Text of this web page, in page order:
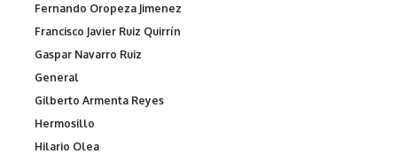
Fernando Oropeza Jimenez
Francisco Javier Ruiz Quirrín
Gaspar Navarro Ruiz
General
Gilberto Armenta Reyes
Hermosillo
Hilario Olea